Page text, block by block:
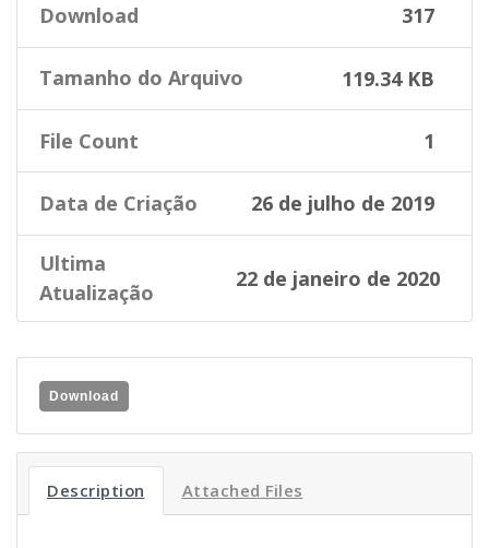
Download 317
Tamanho do Arquivo 119.34 KB
File Count 1
Data de Criação 26 de julho de 2019
Ultima
Atualização
22 de janeiro de 2020
Download
Description Attached Files